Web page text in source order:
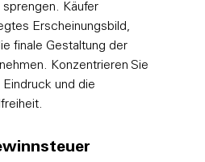
Käufer
Erscheinungsbild,
finale Gestaltung der
Konzentrieren Sie
und die